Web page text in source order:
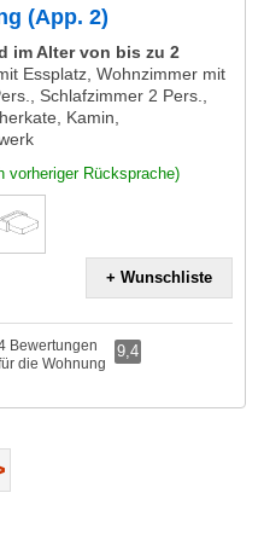
(App. 2)
im Alter von bis zu 2
Essplatz, Wohnzimmer mit
Schlafzimmer 2 Pers.,
Kamin,
vorheriger Rücksprache)
+ Wunschliste
Bewertungen
die Wohnung
9,4